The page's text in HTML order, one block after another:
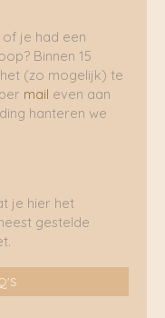
je had een
Binnen 15
(zo mogelijk) te
mail even aan
hanteren we
je hier het
gestelde